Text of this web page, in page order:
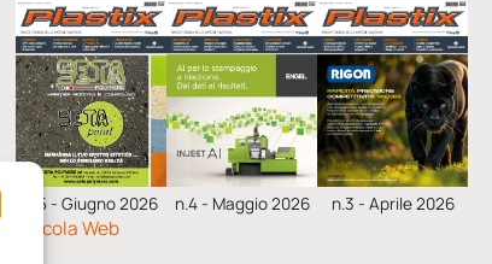
n.5 - Giugno 2026 n.4 - Maggio 2026 n.3 - Aprile 2026
Edicola Web